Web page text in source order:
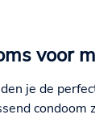
voor
je de
condoom